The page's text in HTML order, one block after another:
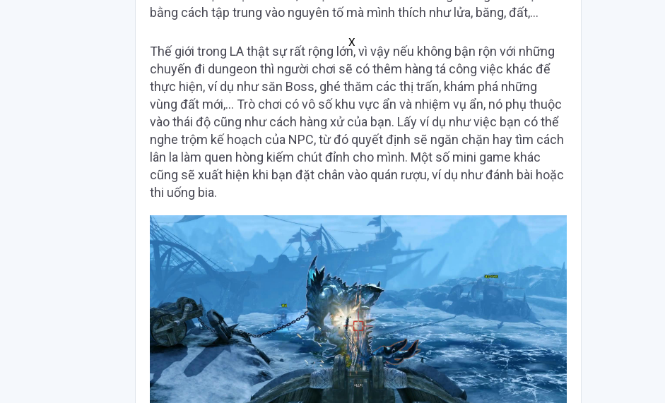
bằng cách tập trung vào nguyên tố mà mình thích như lửa, băng, đất,…
X
Thế giới trong LA thật sự rất rộng lớn, vì vậy nếu không bận rộn với những
chuyến đi dungeon thì người chơi sẽ có thêm hàng tá công việc khác để
thực hiện, ví dụ như săn Boss, ghé thăm các thị trấn, khám phá những
vùng đất mới,… Trò chơi có vô số khu vực ẩn và nhiệm vụ ẩn, nó phụ thuộc
vào thái độ cũng như cách hàng xử của bạn. Lấy ví dụ như việc bạn có thể
nghe trộm kế hoạch của NPC, từ đó quyết định sẽ ngăn chặn hay tìm cách
lân la làm quen hòng kiếm chút đỉnh cho mình. Một số mini game khác
cũng sẽ xuất hiện khi bạn đặt chân vào quán rượu, ví dụ như đánh bài hoặc
thi uống bia.